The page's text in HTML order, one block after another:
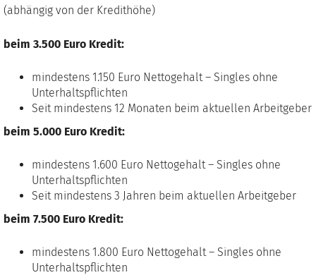
(abhängig von der Kredithöhe)
beim 3.500 Euro Kredit:
mindestens 1.150 Euro Nettogehalt – Singles ohne
Unterhaltspflichten
Seit mindestens 12 Monaten beim aktuellen Arbeitgeber
beim 5.000 Euro Kredit:
mindestens 1.600 Euro Nettogehalt – Singles ohne
Unterhaltspflichten
Seit mindestens 3 Jahren beim aktuellen Arbeitgeber
beim 7.500 Euro Kredit:
mindestens 1.800 Euro Nettogehalt – Singles ohne
Unterhaltspflichten